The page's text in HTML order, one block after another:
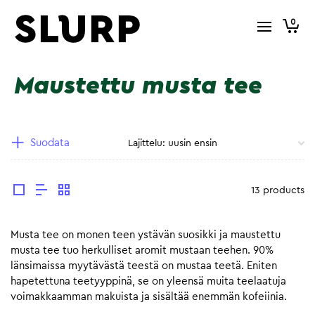
0
Maustettu musta tee
Suodata
13 products
Musta tee on monen teen ystävän suosikki ja maustettu
musta tee tuo herkulliset aromit mustaan teehen. 90%
länsimaissa myytävästä teestä on mustaa teetä. Eniten
hapetettuna teetyyppinä, se on yleensä muita teelaatuja
voimakkaamman makuista ja sisältää enemmän kofeiinia.